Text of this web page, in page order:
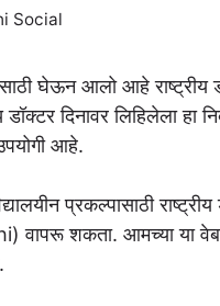
Social
घेऊन आलो आहे
दिनावर लिहिलेला हा
उपयोगी आहे.
प्रकल्पासाठी
शकता. आमच्या या